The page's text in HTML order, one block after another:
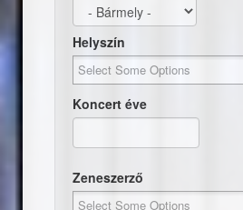
Helyszín
Koncert éve
Zeneszerző